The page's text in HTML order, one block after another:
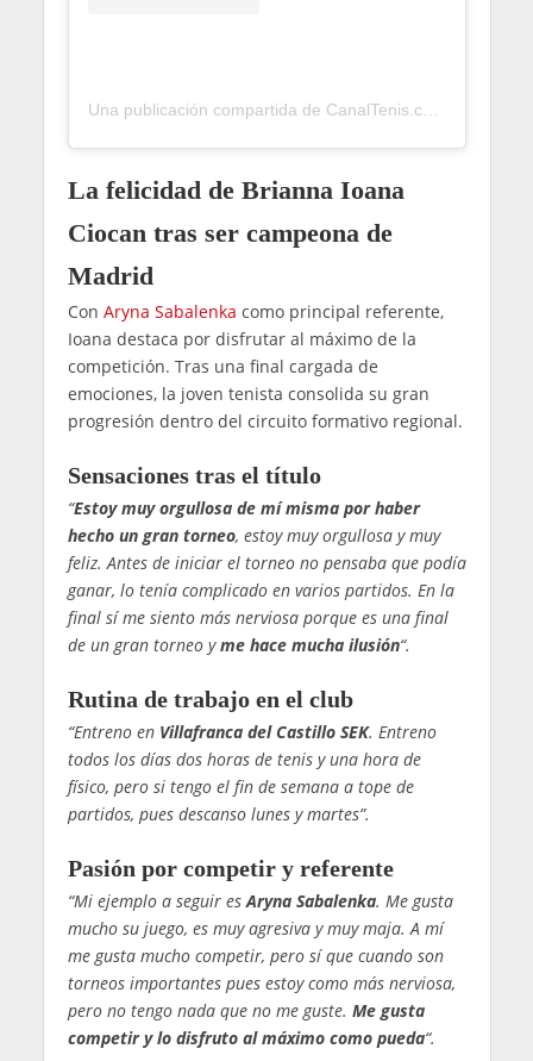
Una publicación compartida de CanalTenis.com 🎾 (@canaltenis)
La felicidad de Brianna Ioana
Ciocan tras ser campeona de
Madrid
Con Aryna Sabalenka como principal referente,
Ioana destaca por disfrutar al máximo de la
competición. Tras una final cargada de
emociones, la joven tenista consolida su gran
progresión dentro del circuito formativo regional.
Sensaciones tras el título
“Estoy muy orgullosa de mí misma por haber
hecho un gran torneo, estoy muy orgullosa y muy
feliz. Antes de iniciar el torneo no pensaba que podía
ganar, lo tenía complicado en varios partidos. En la
final sí me siento más nerviosa porque es una final
de un gran torneo yme hace mucha ilusión“.
Rutina de trabajo en el club
“Entreno en Villafranca del Castillo SEK. Entreno
todos los días dos horas de tenis y una hora de
físico, pero si tengo el fin de semana a tope de
partidos, pues descanso lunes y martes”.
Pasión por competir y referente
“Mi ejemplo a seguir esAryna Sabalenka. Me gusta
mucho su juego, es muy agresiva y muy maja. A mí
me gusta mucho competir, pero sí que cuando son
torneos importantes pues estoy como más nerviosa,
pero no tengo nada que no me guste. Me gusta
competir y lo disfruto al máximo como pueda“.